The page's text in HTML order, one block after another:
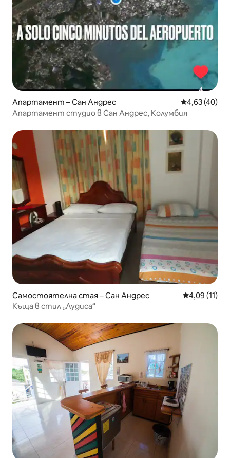
Апартамент – Сан Андрес Средна
4,63 (40)
Апартамент студио в Сан Андрес, Колумбия
Самостоятелна стая – Сан Андрес Средна
4,09 (11)
Къща в стил „Лудиса“